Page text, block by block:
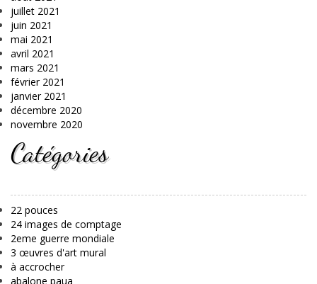
juillet 2021
juin 2021
mai 2021
avril 2021
mars 2021
février 2021
janvier 2021
décembre 2020
novembre 2020
Catégories
22 pouces
24 images de comptage
2eme guerre mondiale
3 œuvres d'art mural
à accrocher
abalone paua